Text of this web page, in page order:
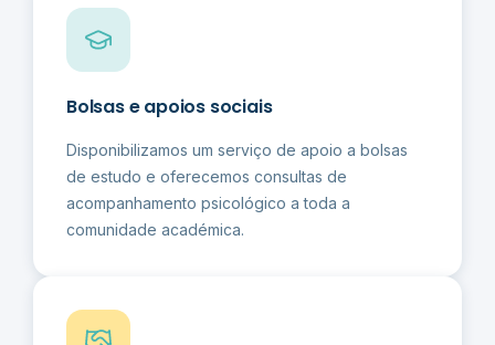
Bolsas e apoios sociais
Disponibilizamos um serviço de apoio a bolsas
de estudo e oferecemos consultas de
acompanhamento psicológico a toda a
comunidade académica.